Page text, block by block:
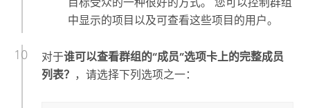
中显示的项目以及可查看这些项目的用户。
对于谁可以查看群组的“成员”选项卡上的完整成员
列表？ ，请选择下列选项之一：